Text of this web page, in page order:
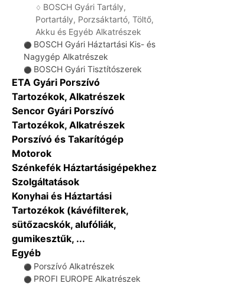
♢ BOSCH Gyári Tartály,
Portartály, Porzsáktartó, Töltő,
Akku és Egyéb Alkatrészek
⚫ BOSCH Gyári Háztartási Kis- és
Nagygép Alkatrészek
⚫ BOSCH Gyári Tisztítószerek
ETA Gyári Porszívó
Tartozékok, Alkatrészek
Sencor Gyári Porszívó
Tartozékok, Alkatrészek
Porszívó és Takarítógép
Motorok
Szénkefék Háztartásigépekhez
Szolgáltatások
Konyhai és Háztartási
Tartozékok (kávéfilterek,
sütőzacskók, alufóliák,
gumikesztűk, ...
Egyéb
⚫ Porszívó Alkatrészek
⚫ PROFI EUROPE Alkatrészek